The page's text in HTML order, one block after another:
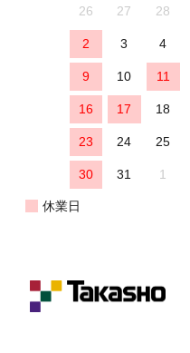
26 27 28
2 3 4
9 10 11
16 17 18
23 24 25
30 31 1
休業日